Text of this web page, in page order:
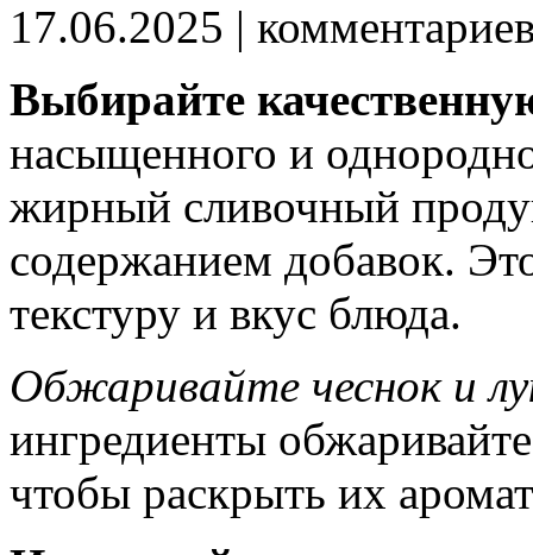
17.06.2025 |
Выбирайте
насыщенного и
жирный сливочный
содержанием добавок.
текстуру и вкус блюда.
Обжаривайте чеснок и
ингредиенты
чтобы раскрыть их